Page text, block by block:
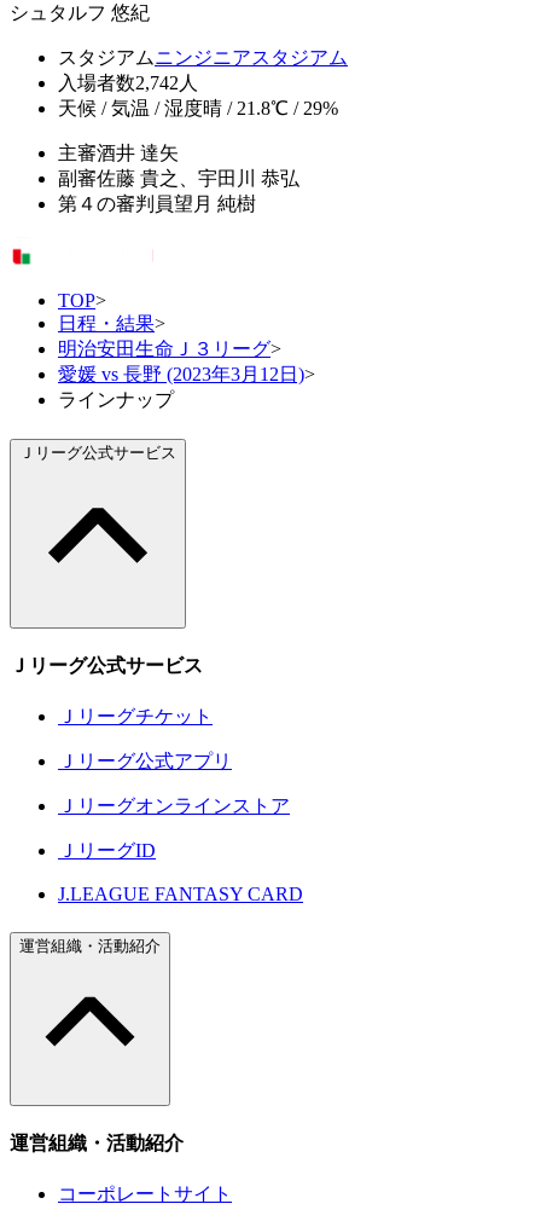
シュタルフ 悠紀
スタジアムニンジニアスタジアム
入場者数2,742人
天候 / 気温 / 湿度晴 / 21.8℃ / 29%
主審酒井 達矢
副審佐藤 貴之、宇田川 恭弘
第４の審判員望月 純樹
TOP>
日程・結果>
明治安田生命Ｊ３リーグ>
愛媛 vs 長野 (2023年3月12日)>
ラインナップ
Ｊリーグ公式サービス
Ｊリーグ公式サービス
Ｊリーグチケット
Ｊリーグ公式アプリ
Ｊリーグオンラインストア
ＪリーグID
J.LEAGUE FANTASY CARD
運営組織・活動紹介
運営組織・活動紹介
コーポレートサイト